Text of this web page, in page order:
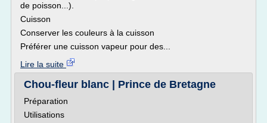
de poisson...).
Cuisson
Conserver les couleurs à la cuisson
Préférer une cuisson vapeur pour des...
Lire la suite
Chou-fleur blanc | Prince de Bretagne
Préparation
Utilisations